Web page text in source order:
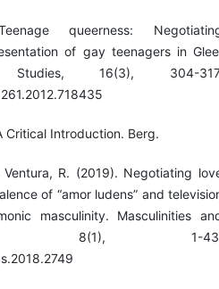
queerness:
of gay teenagers in
16(3), 304-
Critical Introduction. Berg.
R. (2019). Negotiating
of “amor ludens” and
masculinity. Masculinities
8(1), 1-